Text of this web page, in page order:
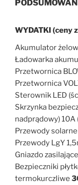
WYDATKI (ceny
Akumulator
Ładowarka
Przetwornica
Przetwornica
Sterownik LED
Skrzynka
nadprądowy) 10A
Przewody
Przewody LgY
Gniazdo
Bezpieczniki
termokurczliwe